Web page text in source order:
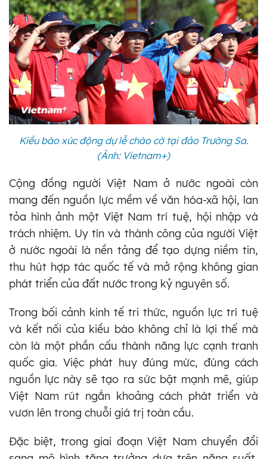
Kiều bào xúc động dự lễ chào cờ tại đảo Trường Sa.
(Ảnh: Vietnam+)
Cộng đồng người Việt Nam ở nước ngoài còn
mang đến nguồn lực mềm về văn hóa-xã hội, lan
tỏa hình ảnh một Việt Nam trí tuệ, hội nhập và
trách nhiệm. Uy tín và thành công của người Việt
ở nước ngoài là nền tảng để tạo dựng niềm tin,
thu hút hợp tác quốc tế và mở rộng không gian
phát triển của đất nước trong kỷ nguyên số.
Trong bối cảnh kinh tế tri thức, nguồn lực trí tuệ
và kết nối của kiều bào không chỉ là lợi thế mà
còn là một phần cấu thành năng lực cạnh tranh
quốc gia. Việc phát huy đúng mức, đúng cách
nguồn lực này sẽ tạo ra sức bật mạnh mẽ, giúp
Việt Nam rút ngắn khoảng cách phát triển và
vươn lên trong chuỗi giá trị toàn cầu.
Đặc biệt, trong giai đoạn Việt Nam chuyển đổi